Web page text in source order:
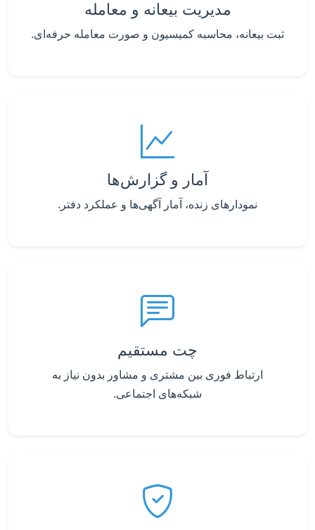
مدیریت بیعانه و معامله
ثبت بیعانه، محاسبه کمیسیون و صورت معامله حرفه‌ای.
آمار و گزارش‌ها
نمودارهای زنده، آمار آگهی‌ها و عملکرد دفتر.
چت مستقیم
ارتباط فوری بین مشتری و مشاور بدون نیاز به
شبکه‌های اجتماعی.